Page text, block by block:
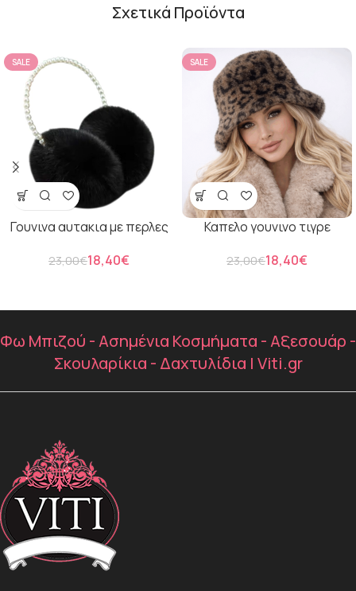
Σχετικά Προϊόντα
SALE
Γουνινα αυτακια με περλες
23,00€18,40€
SALE
Καπελο γουνινο τιγρε
23,00€18,40€
Φω Μπιζού - Ασημένια Κοσμήματα - Αξεσουάρ -
Σκουλαρίκια - Δαχτυλίδια | Viti.gr